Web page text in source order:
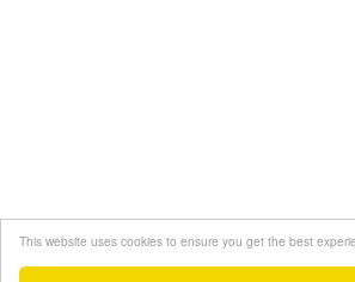
This website uses cookies to ensure you get the best